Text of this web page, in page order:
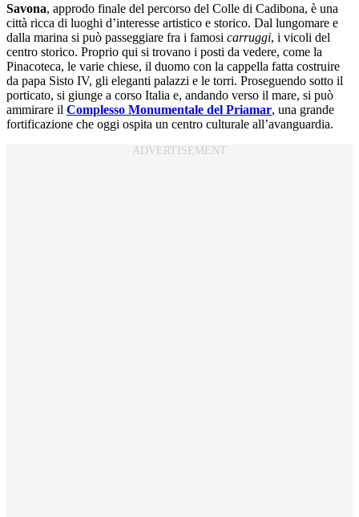
Savona, approdo finale del percorso del Colle di Cadibona, è una
città ricca di luoghi d’interesse artistico e storico. Dal lungomare e
dalla marina si può passeggiare fra i famosi carruggi, i vicoli del
centro storico. Proprio qui si trovano i posti da vedere, come la
Pinacoteca, le varie chiese, il duomo con la cappella fatta costruire
da papa Sisto IV, gli eleganti palazzi e le torri. Proseguendo sotto il
porticato, si giunge a corso Italia e, andando verso il mare, si può
ammirare il Complesso Monumentale del Priamar, una grande
fortificazione che oggi ospita un centro culturale all’avanguardia.